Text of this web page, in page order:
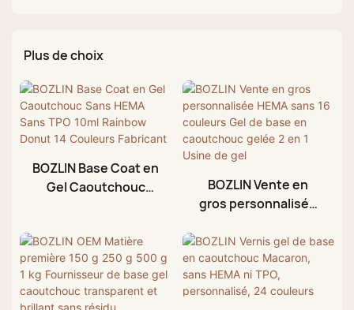
Plus de choix
BOZLIN Base Coat en
Gel Caoutchouc
14 Couleurs
Fabricant
BOZLIN Vente en
gros personnalisée
couleurs Gel de base
en caoutchouc
gelée 2 en 1 Usine de
gel